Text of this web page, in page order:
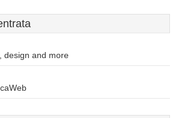
design and more